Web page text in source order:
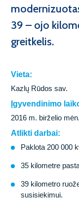
Oro
Darbas
39 – ojo
greitkelis.
Vieta:
Kazlų Rūdos sav.
Įgyvendinimo
2016 m. birželio
Atlikti darbai:
Paklota 200 000
35 kilometre
39 kilometro
susisiekimui.